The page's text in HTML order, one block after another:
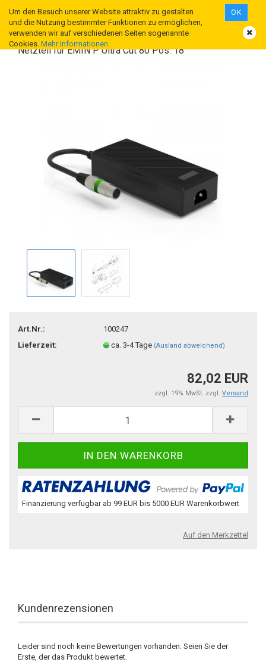
Um den Besuch unserer Website attraktiv zu gestalten
und die Nutzung bestimmter Funktionen zu ermöglichen,
verwenden wir auf verschiedenen Seiten sogenannte
Cookies. Mehr Informationen
OK
Netzteil für EMIN P Ultra Cut 80 Pos. 18
Art.Nr.:
100247
Lieferzeit:
ca. 3-4 Tage (Ausland abweichend)
82,02 EUR
zzgl. 19% MwSt. zzgl. Versand
Finanzierung verfügbar ab 99 EUR bis 5000 EUR Warenkorbwert
Auf den Merkzettel
Kundenrezensionen
Leider sind noch keine Bewertungen vorhanden. Seien Sie der
Erste, der das Produkt bewertet.